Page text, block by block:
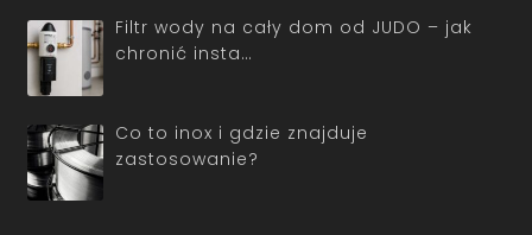
Filtr wody na cały dom od JUDO – jak
chronić insta…
Co to inox i gdzie znajduje
zastosowanie?